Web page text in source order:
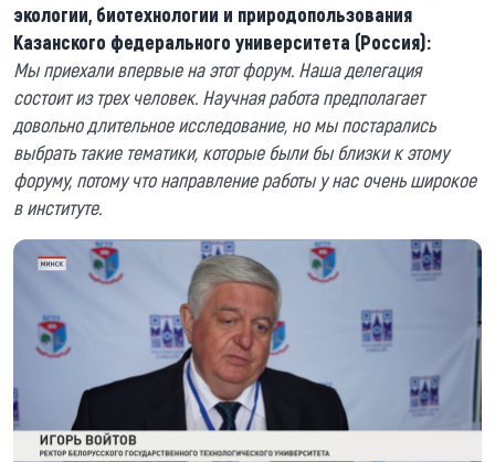
экологии, биотехнологии и природопользования
Казанского федерального университета (Россия):
Мы приехали впервые на этот форум. Наша делегация
состоит из трех человек. Научная работа предполагает
довольно длительное исследование, но мы постарались
выбрать такие тематики, которые были бы близки к этому
форуму, потому что направление работы у нас очень широкое
в институте.